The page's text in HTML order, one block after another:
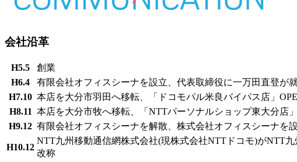
会社沿革
H5.5
創業
H6.4
有限会社オフィスシーナを設立、代表取締役に一万田直登が
H7.10 本店を大分市羽田へ移転、「ドコモパル米良バイパス店」
H8.11 本店を大分市牧へ移転、「NTTパーソナルショップ東大分店
H9.12 有限会社オフィスシーナを解散、株式会社オフィスシーナを
H10.12
NTT九州移動通信網株式会社(現株式会社NTTドコモ)がNTT
改称